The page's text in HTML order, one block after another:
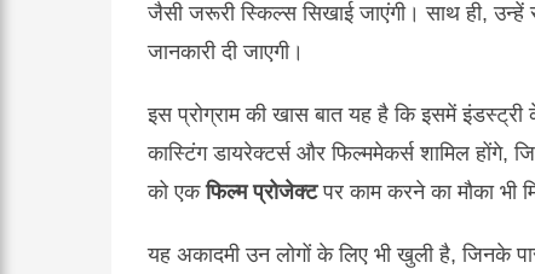
जैसी जरूरी स्किल्स सिखाई जाएंगी। साथ ही,
जानकारी दी जाएगी।
इस प्रोग्राम की खास बात यह है कि इसमें इंडस्ट्री
कास्टिंग डायरेक्टर्स और फिल्ममेकर्स शामिल होंगे,
को एकफिल्म प्रोजेक्टपर काम करने का मौका भी
यह अकादमी उन लोगों के लिए भी खुली है, जिनके